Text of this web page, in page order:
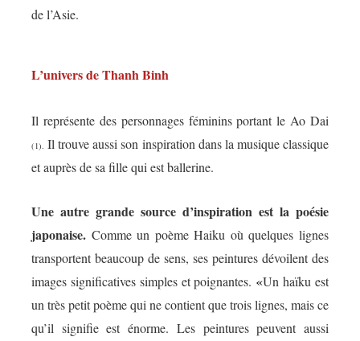
de l’Asie.
L’univers de Thanh Binh
Il représente des personnages féminins portant le Ao Dai
(1). Il trouve aussi son inspiration dans la musique classique
et auprès de sa fille qui est ballerine.
Une autre grande source d’inspiration est la poésie
japonaise. Comme un poème Haiku où quelques lignes
transportent beaucoup de sens, ses peintures dévoilent des
images significatives simples et poignantes. «Un haïku est
un très petit poème qui ne contient que trois lignes, mais ce
qu’il signifie est énorme. Les peintures peuvent aussi